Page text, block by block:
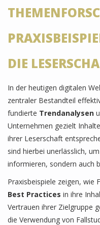
DIE
In der heutigen digitalen
zentraler Bestandteil
fundierte Trendanalysen
Unternehmen gezielt
ihrer Leserschaft
sind hierbei unerlässlich,
informieren, sondern auch
Praxisbeispiele zeigen, wie
Best Practices in ihre
Vertrauen ihrer Zielgruppe
die Verwendung von